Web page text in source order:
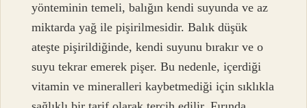
yönteminin temeli, balığın kendi suyunda ve az
miktarda yağ ile pişirilmesidir. Balık düşük
ateşte pişirildiğinde, kendi suyunu bırakır ve o
suyu tekrar emerek pişer. Bu nedenle, içerdiği
vitamin ve mineralleri kaybetmediği için sıklıkla